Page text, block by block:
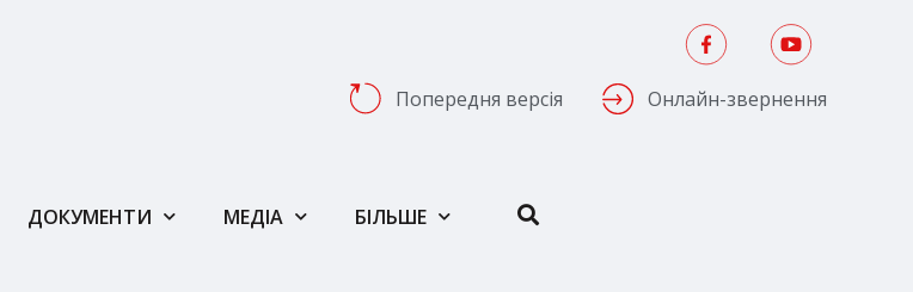
Попередня версія Онлайн-звернення
ДОКУМЕНТИ МЕДІА БІЛЬШЕ